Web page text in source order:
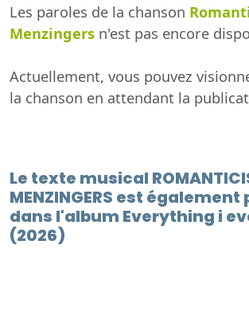
Les paroles de la chanson
Menzingers n'est pas encore
Actuellement, vous pouvez
la chanson en attendant la
Le texte musical
MENZINGERS est
dans l'album Everything i
(2026)